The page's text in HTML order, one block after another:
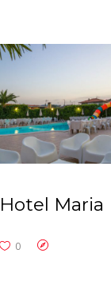
Hotel Maria
0